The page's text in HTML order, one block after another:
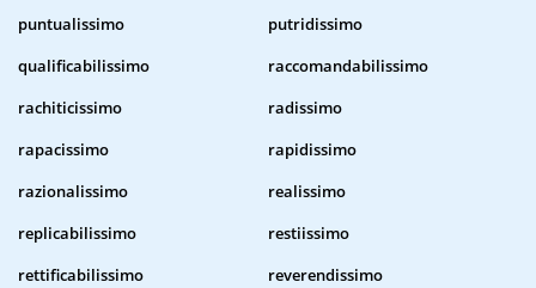
puntualissimo
putridissimo
qualificabilissimo
raccomandabilissimo
rachiticissimo
radissimo
rapacissimo
rapidissimo
razionalissimo
realissimo
replicabilissimo
restiissimo
rettificabilissimo
reverendissimo